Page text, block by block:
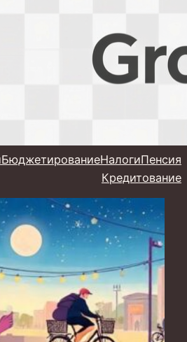
БюджетированиеНалогиПенсия
Кредитование